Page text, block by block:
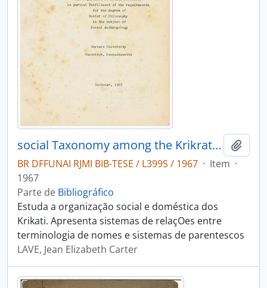
social Taxonomy among the Krikrati (Gê) of Central Brazil
BR DFFUNAI RJMI BIB-TESE / L399S / 1967 · Item ·
1967
Parte de Bibliográfico
Estuda a organização social e doméstica dos
Krikati. Apresenta sistemas de relaçOes entre
terminologia de nomes e sistemas de parentescos
LAVE, Jean Elizabeth Carter